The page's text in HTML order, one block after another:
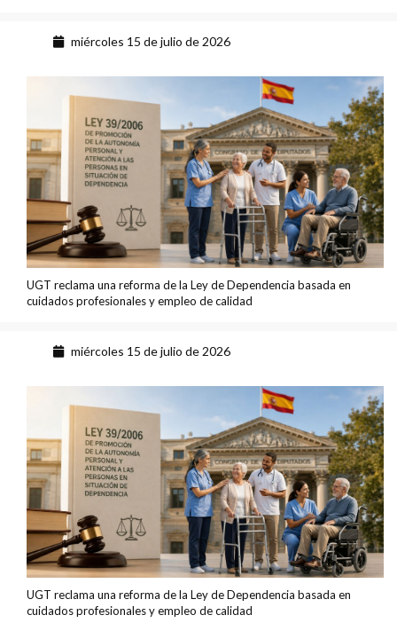
miércoles 15 de julio de 2026
UGT reclama una reforma de la Ley de Dependencia basada en
cuidados profesionales y empleo de calidad
miércoles 15 de julio de 2026
UGT reclama una reforma de la Ley de Dependencia basada en
cuidados profesionales y empleo de calidad